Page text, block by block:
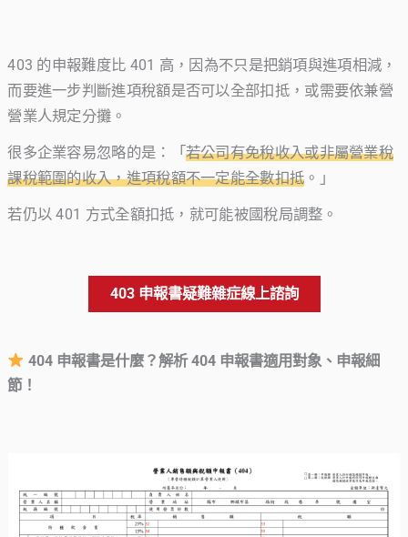
403 的申報難度比 401 高，因為不只是把銷項與進項相減，
而要進一步判斷進項稅額是否可以全部扣抵，或需要依兼營
營業人規定分攤。
很多企業容易忽略的是：「 若公司有免稅收入或非屬營業稅
課稅範圍的收入，進項稅額不一定能全數扣抵 。」
若仍以 401 方式全額扣抵，就可能被國稅局調整。
403 申報書疑難雜症線上諮詢
404 申報書是什麼？解析 404 申報書適用對象、申報細
節！